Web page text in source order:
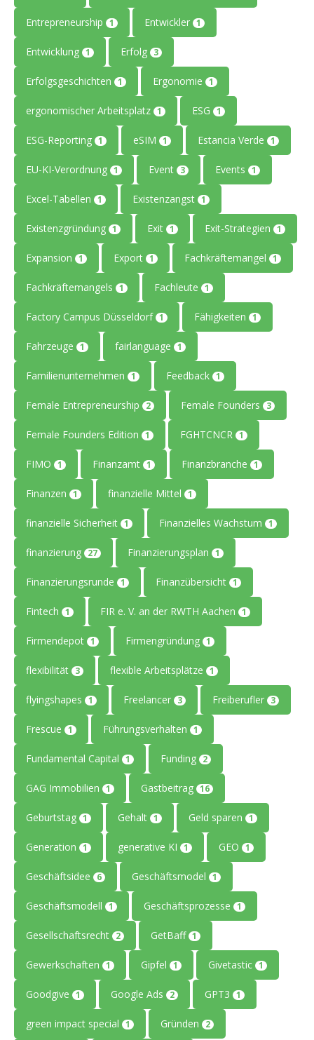
Entrepreneurship 1 Entwickler 1
Entwicklung 1 Erfolg 3
Erfolgsgeschichten 1 Ergonomie 1
ergonomischer Arbeitsplatz 1 ESG 1
ESG-Reporting 1 eSIM 1 Estancia Verde 1
EU-KI-Verordnung 1 Event 3 Events 1
Excel-Tabellen 1 Existenzangst 1
Existenzgründung 1 Exit 1 Exit-Strategien 1
Expansion 1 Export 1 Fachkräftemangel 1
Fachkräftemangels 1 Fachleute 1
Factory Campus Düsseldorf 1 Fähigkeiten 1
Fahrzeuge 1 fairlanguage 1
Familienunternehmen 1 Feedback 1
Female Entrepreneurship 2 Female Founders 3
Female Founders Edition 1 FGHTCNCR 1
FIMO 1 Finanzamt 1 Finanzbranche 1
Finanzen 1 finanzielle Mittel 1
finanzielle Sicherheit 1 Finanzielles Wachstum 1
finanzierung 27 Finanzierungsplan 1
Finanzierungsrunde 1 Finanzübersicht 1
Fintech 1 FIR e. V. an der RWTH Aachen 1
Firmendepot 1 Firmengründung 1
flexibilität 3 flexible Arbeitsplätze 1
flyingshapes 1 Freelancer 3 Freiberufler 3
Frescue 1 Führungsverhalten 1
Fundamental Capital 1 Funding 2
GAG Immobilien 1 Gastbeitrag 16
Geburtstag 1 Gehalt 1 Geld sparen 1
Generation 1 generative KI 1 GEO 1
Geschäftsidee 6 Geschäftsmodel 1
Geschäftsmodell 1 Geschäftsprozesse 1
Gesellschaftsrecht 2 GetBaff 1
Gewerkschaften 1 Gipfel 1 Givetastic 1
Goodgive 1 Google Ads 2 GPT3 1
green impact special 1 Gründen 2